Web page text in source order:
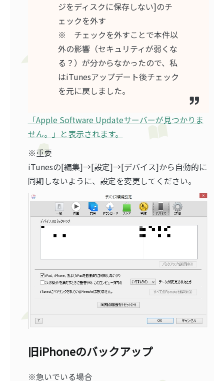
ジをディスクに保存しない]のチ
ェックを外す
※ チェックを外すことで本件以
外の影響（セキュリティが弱くな
る？）が分からなかったので、私
はiTunesアップデート後チェック
を元に戻しました。
「Apple Software Updateサーバーが見つかりま
せん。」と表示されます。
※重要
iTunesの[編集]→[設定]→[デバイス]から自動的に
同期しないように、設定を変更してください。
旧iPhoneのバックアップ
※急いでいる場合